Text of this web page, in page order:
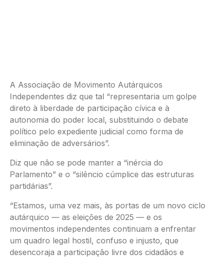
A Associação de Movimento Autárquicos
Independentes diz que tal “representaria um golpe
direto à liberdade de participação cívica e à
autonomia do poder local, substituindo o debate
político pelo expediente judicial como forma de
eliminação de adversários”.
Diz que não se pode manter a “inércia do
Parlamento” e o “silêncio cúmplice das estruturas
partidárias”.
“Estamos, uma vez mais, às portas de um novo ciclo
autárquico — as eleições de 2025 — e os
movimentos independentes continuam a enfrentar
um quadro legal hostil, confuso e injusto, que
desencoraja a participação livre dos cidadãos e